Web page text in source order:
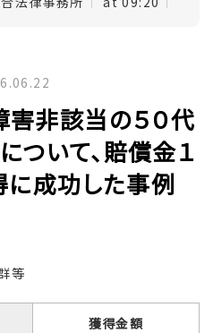
害非該当の５０代
ついて、賠償金１
に成功した事例
等
獲得金額